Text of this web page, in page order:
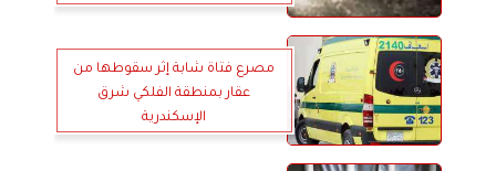
مصرع فتاة شابة إثر سقوطها من
عقار بمنطقة الفلكي شرق
الإسكندرية